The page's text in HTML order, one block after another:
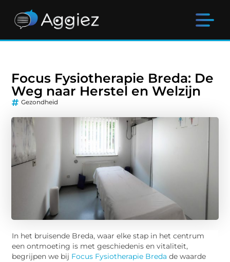
Focus Fysiotherapie Breda: De
Weg naar Herstel en Welzijn
Gezondheid
In het bruisende Breda, waar elke stap in het centrum
een ontmoeting is met geschiedenis en vitaliteit,
begrijpen we bij Focus Fysiotherapie Breda de waarde